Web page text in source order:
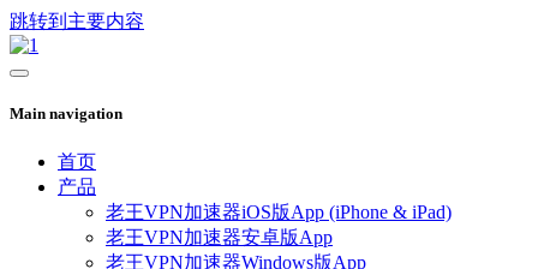
跳转到主要内容
Main navigation
首页
产品
老王VPN加速器iOS版App (iPhone & iPad)
老王VPN加速器安卓版App
老王VPN加速器Windows版App